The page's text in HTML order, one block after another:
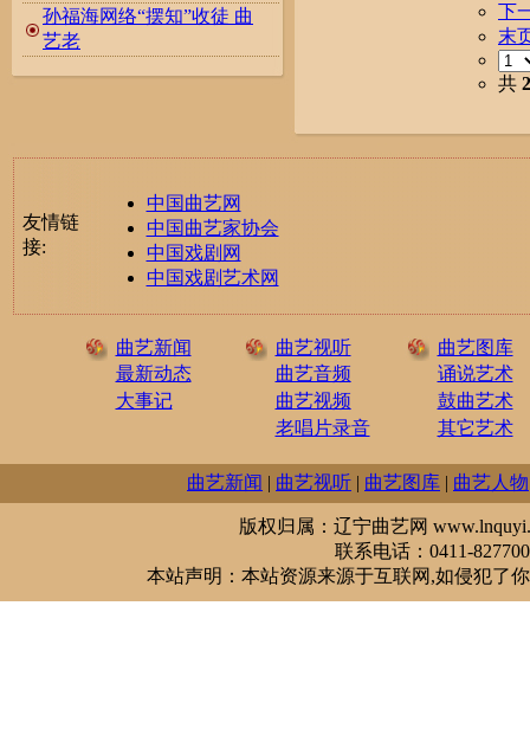
孙福海网络“摆知”收徒 曲
艺老
下
末
共 2
友情链
接:
中国曲艺网
中国曲艺家协会
中国戏剧网
中国戏剧艺术网
曲艺新闻
最新动态
大事记
曲艺视听
曲艺音频
曲艺视频
老唱片录音
曲艺图库
诵说艺术
鼓曲艺术
其它艺术
曲艺新闻 | 曲艺视听 | 曲艺图库 | 曲艺人物
版权归属：辽宁曲艺网
联系电话：0411-
本站声明：本站资源来源于互联网,如侵犯了